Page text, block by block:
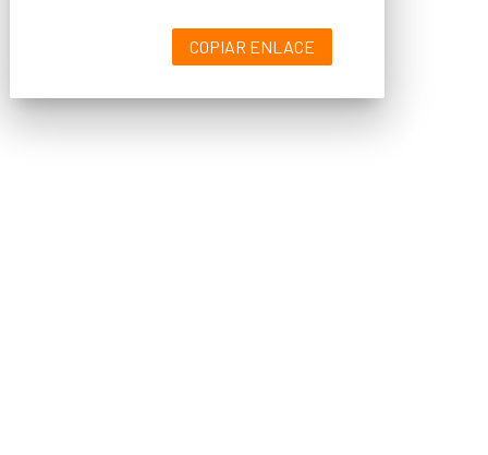
COPIAR ENLACE